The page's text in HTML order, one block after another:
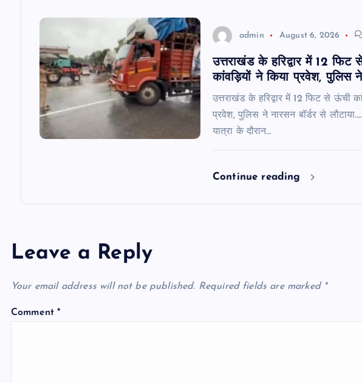
admin August 6, 2026
उत्तराखंड के हरिद्वार में 12
कांवड़ियों ने किया प्रवेश, पुलिस ने
उत्तराखंड के हरिद्वार में 12 फिट से ऊंची
प्रवेश, पुलिस ने नारसन बॉर्डर से
यात्रा के दौरान…
Continue reading
Leave a Reply
Your email address will not be published. Required fields are marked *
Comment*